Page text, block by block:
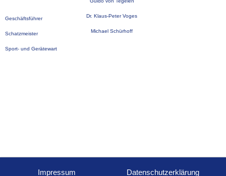
Geschäftsführer
Schatzmeister
Sport- und Gerätewart
Dr. Klaus-Peter Voges
Michael Schürhoff
Impressum Datenschutzerklärung